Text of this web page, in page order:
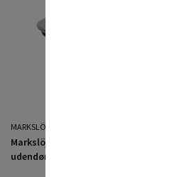
MARKSLÖJD
Markslöjd Garden 24
udendørs spot 6W sort